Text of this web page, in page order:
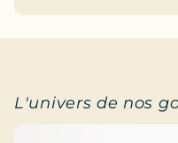
L'univers de nos